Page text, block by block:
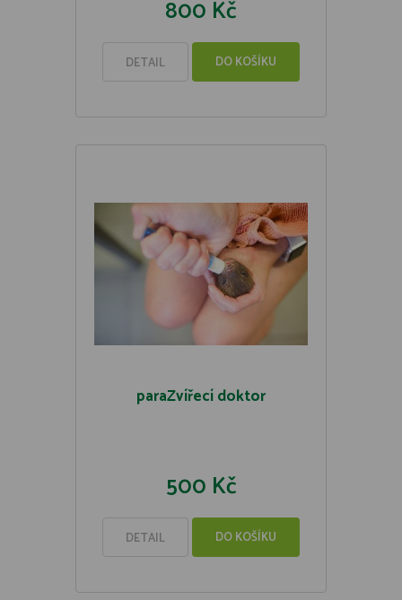
800 Kč
DETAIL DO KOŠÍKU
paraZvířecí doktor
500 Kč
DETAIL DO KOŠÍKU